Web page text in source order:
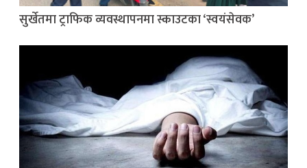
सुर्खेतमा ट्राफिक व्यवस्थापनमा स्काउटका ‘स्वयंसेवक’